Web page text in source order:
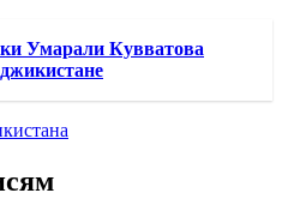
Умарали Кувватова